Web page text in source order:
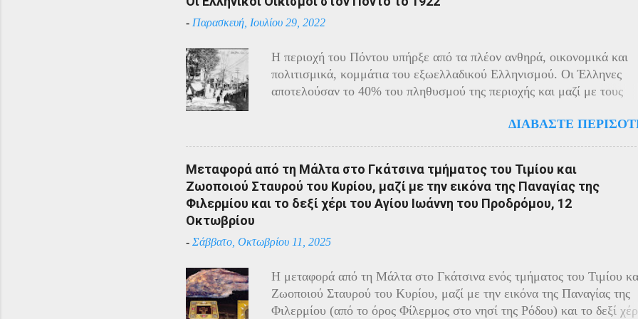
- Παρασκευή, Ιουλίου 29, 2022
Η περιοχή του Πόντου υπήρξε από τα πλέον ανθηρά, οικονομικά και
πολιτισμικά, κομμάτια του εξωελλαδικού Ελληνισμού. Οι Έλληνες
αποτελούσαν το 40% του πληθυσμού της περιοχής και μαζί με τους
Πόντου είχε και αυτός στη διάρκεια του πολέμου την ίδια τύχη με τον
και αντίποινα στις οικογένειες των φυγοστράτων. Χαρακτηριστική εδώ
η απάντηση που έδωσαν οι Πόντιοι στην καταπίεση με την οργανωμένη
αντίσταση των κατοίκων του. Αντιδρώντας στις πιέσεις των Τούρκων
επιδίδονται σε ανταρτοπόλεμο εναντίον του τακτικού στρατού. Η
Τραπεζούντας λόγω των ιδιαίτερων ικανοτήτων του μητροπολίτη
Χρύσανθου και της γενικής εμπιστοσύνης που απολάμβανε, γεγονός
του επέτρεπε να συντηρεί καλές σ...
ΔΙΑΒΆΣΤΕ
Μεταφορά από τη Μάλτα στο Γκάτσινα τμήματος του Τιμίου και
Ζωοποιού Σταυρού του Κυρίου, μαζί με την εικόνα της Παναγίας της
Φιλερμίου και το δεξί χέρι του Αγίου Ιωάννη του Προδρόμου, 12
Οκτωβρίου
- Σάββατο, Οκτωβρίου 11, 2025
Η μεταφορά από τη Μάλτα στο Γκάτσινα ενός τμήματος του Τιμίου
Ζωοποιού Σταυρού του Κυρίου, μαζί με την εικόνα της Παναγίας της
Φιλερμίου (από το όρος Φίλερμος στο νησί της Ρόδου) και το δεξί